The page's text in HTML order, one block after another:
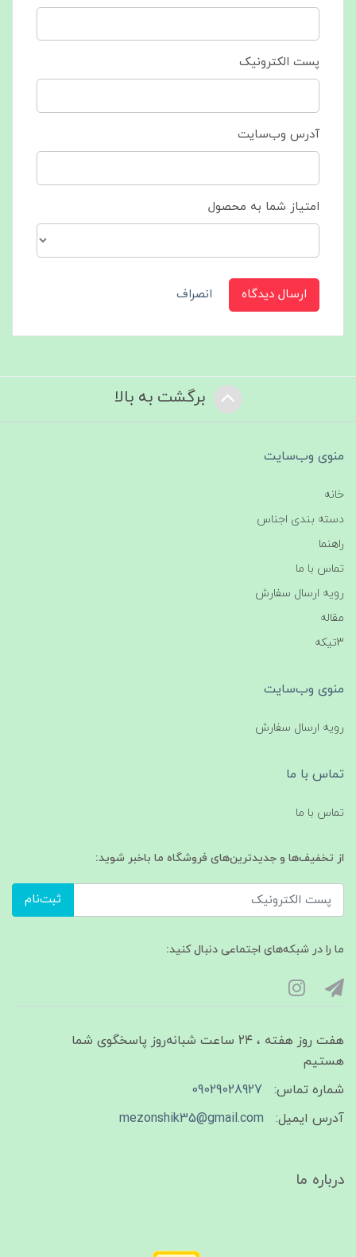
پست الکترونیک
آدرس وب‌سایت
امتیاز شما به محصول
ارسال دیدگاه انصراف
برگشت به بالا
منوی وب‌سایت
خانه
دسته بندی اجناس
راهنما
تماس با ما
رویه ارسال سفارش
مقاله
3تیکه
منوی وب‌سایت
رویه ارسال سفارش
تماس با ما
تماس با ما
از تخفیف‌ها و جدیدترین‌های فروشگاه ما باخبر شوید:
ثبت‌نام
ما را در شبکه‌های اجتماعی دنبال کنید:
هفت روز هفته ، ۲۴ ساعت شبانه‌روز پاسخگوی شما
هستیم
شماره تماس:
09029028927
آدرس ایمیل:
mezonshik35@gmail.com
درباره ما